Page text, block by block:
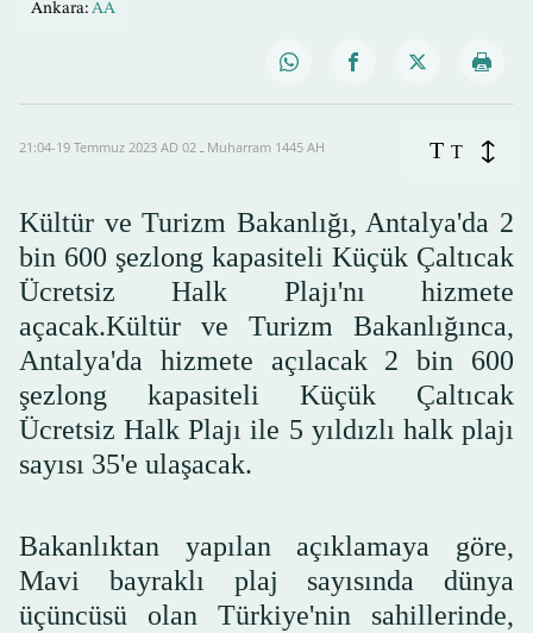
Ankara: AA
21:04-19 Temmuz 2023 AD ـ 02 Muharram 1445 AH T T
Kültür ve Turizm Bakanlığı, Antalya'da 2
bin 600 şezlong kapasiteli Küçük Çaltıcak
Ücretsiz Halk Plajı'nı hizmete
açacak.Kültür ve Turizm Bakanlığınca,
Antalya'da hizmete açılacak 2 bin 600
şezlong kapasiteli Küçük Çaltıcak
Ücretsiz Halk Plajı ile 5 yıldızlı halk plajı
sayısı 35'e ulaşacak.
Bakanlıktan yapılan açıklamaya göre,
Mavi bayraklı plaj sayısında dünya
üçüncüsü olan Türkiye'nin sahillerinde,